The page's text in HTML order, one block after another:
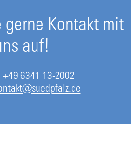
gerne Kontakt mit
auf!
+49 6341 13-2002